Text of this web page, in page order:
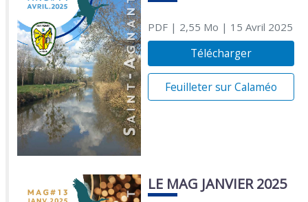
PDF| 2,55 Mo | 15 Avril 2025
Télécharger
Feuilleter sur Calaméo
LE MAG JANVIER 2025